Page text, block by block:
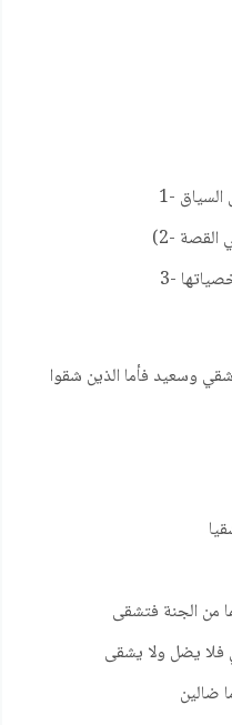
-1
القصة -2)
-3
وسعيد فأما الذين شقوا
من الجنة فتشقى
فلا يضل ولا يشقى
ضالين